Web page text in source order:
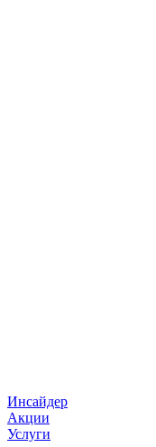
Инсайдер
Акции
Услуги